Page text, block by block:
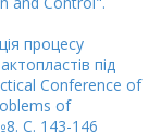
процесу
під
Conference of
of
С. 143-146